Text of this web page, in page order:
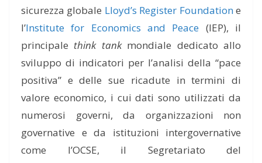
sicurezza globale Lloyd’s Register Foundatione
l’Institute for Economics and Peace (IEP), il
principale think tankmondiale dedicato allo
sviluppo di indicatori per l’analisi della “pace
positiva” e delle sue ricadute in termini di
valore economico, i cui dati sono utilizzati da
numerosi governi, da organizzazioni non
governative e da istituzioni intergovernative
come l’OCSE, il Segretariato del